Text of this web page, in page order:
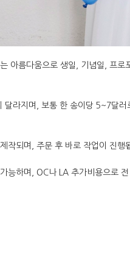
아름다움으로 생일, 기념일, 프
달라지며, 보통 한 송이당 5~7달
작되며, 주문 후 바로 작업이 진행
능하며, OC나 LA 추가비용으로